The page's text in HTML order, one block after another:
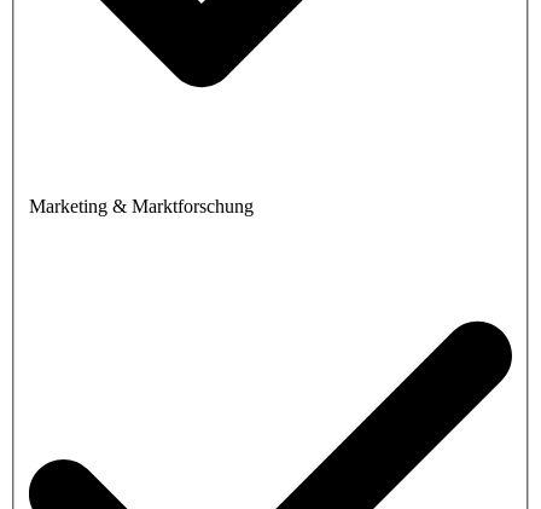
Marketing & Marktforschung